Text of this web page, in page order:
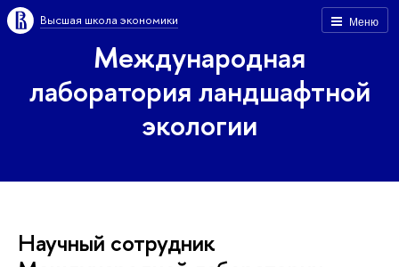
Меню
Высшая школа экономики
Международная
лаборатория ландшафтной
экологии
Научный сотрудник